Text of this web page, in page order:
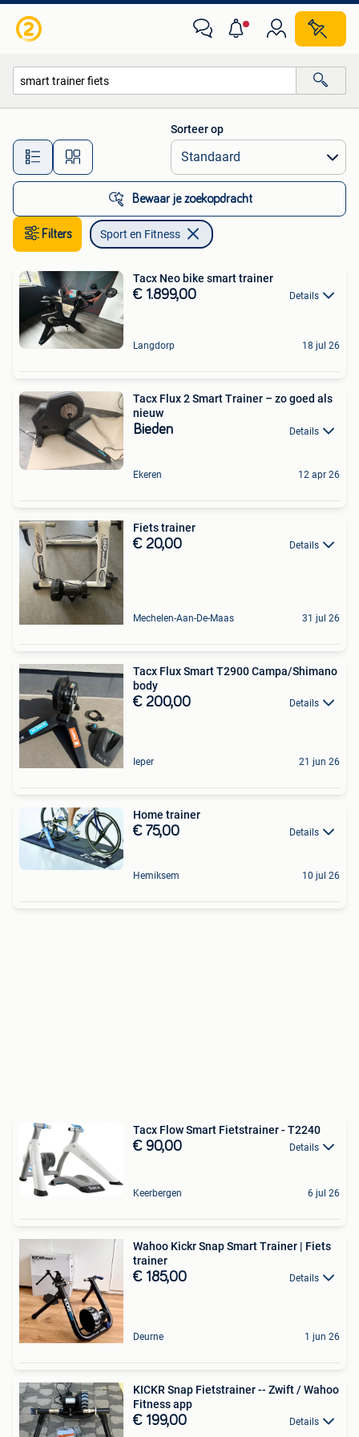
Alle afstanden…
Sorteer op
Bewaar je zoekopdracht
Filters Sport en Fitness
Tacx Neo bike smart trainer
€ 1.899,00 Details
Langdorp 18 jul 26
Tacx Flux 2 Smart Trainer – zo goed als
nieuw
Bieden Details
Ekeren 12 apr 26
Fiets trainer
€ 20,00 Details
Mechelen-Aan-De-Maas 31 jul 26
Tacx Flux Smart T2900 Campa/Shimano
body
€ 200,00 Details
Ieper 21 jun 26
Home trainer
€ 75,00 Details
Hemiksem 10 jul 26
Tacx Flow Smart Fietstrainer - T2240
€ 90,00 Details
Keerbergen 6 jul 26
Wahoo Kickr Snap Smart Trainer | Fiets
trainer
€ 185,00 Details
Deurne 1 jun 26
KICKR Snap Fietstrainer -- Zwift / Wahoo
Fitness app
€ 199,00 Details